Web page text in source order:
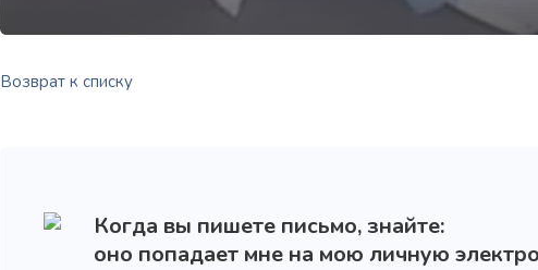
Возврат к списку
Когда вы пишете письмо, знайте:
оно попадает мне на мою личную